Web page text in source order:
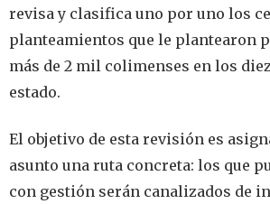
revisa y clasifica uno por uno los
planteamientos que le plantearon
más de 2 mil colimenses en los
estado.
El objetivo de esta revisión es
asunto una ruta concreta: los que
con gestión serán canalizados de